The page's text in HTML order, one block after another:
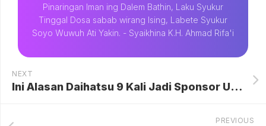
Pinaringan Iman ing Dalem Bathin, Laku Syukur
Tinggal Dosa sabab wirang Ising, Labete Syukur
Soyo Wuwuh Ati Yakin. - Syaikhina K.H. Ahmad Rifa'i
NEXT
Ini Alasan Daihatsu 9 Kali Jadi Sponsor Utama Ajang Bulutangkis Indonesia Masters
PREVIOUS